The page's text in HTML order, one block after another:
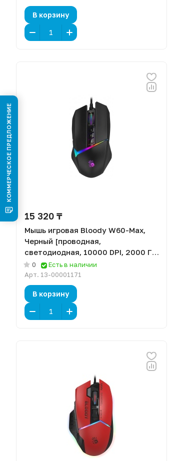
В корзину
15 320 ₸
Мышь игровая Bloody W60-Max,
Черный [проводная,
светодиодная, 10000 DPI, 2000 Гц,
подсветка]
0
Есть в наличии
Арт. 13-00001171
В корзину
КОММЕРЧЕСКОЕ ПРЕДЛОЖЕНИЕ